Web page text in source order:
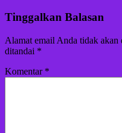
Tinggalkan Balasan
Alamat email Anda tidak akan
ditandai *
Komentar *